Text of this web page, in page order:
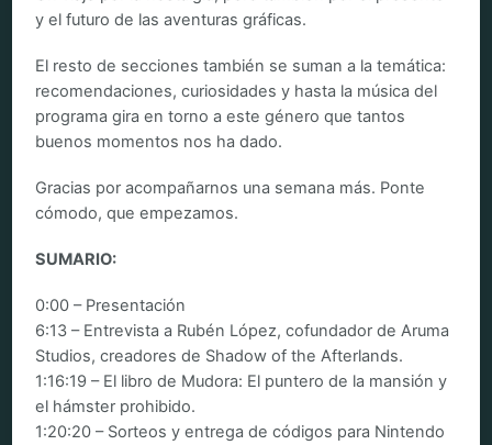
y el futuro de las aventuras gráficas.
El resto de secciones también se suman a la temática:
recomendaciones, curiosidades y hasta la música del
programa gira en torno a este género que tantos
buenos momentos nos ha dado.
Gracias por acompañarnos una semana más. Ponte
cómodo, que empezamos.
SUMARIO:
0:00 – Presentación
6:13 – Entrevista a Rubén López, cofundador de Aruma
Studios, creadores de Shadow of the Afterlands.
1:16:19 – El libro de Mudora: El puntero de la mansión y
el hámster prohibido.
1:20:20 – Sorteos y entrega de códigos para Nintendo